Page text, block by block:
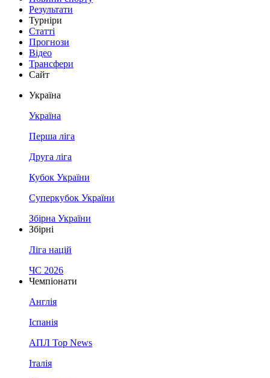
Результати
Турніри
Статті
Прогнози
Відео
Трансфери
Сайт
Україна
Україна
Перша ліга
Друга ліга
Кубок України
Суперкубок України
Збірна України
Збірні
Ліга націй
ЧС 2026
Чемпіонати
Англія
Іспанія
АПЛ Top News
Італія